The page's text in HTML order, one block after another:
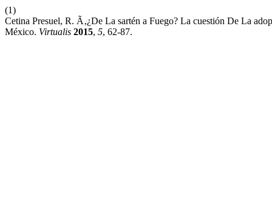
(1)
Cetina Presuel, R. Ã‚¿De La sartén a Fuego? La cuestión De La
México. Virtualis 2015, 5, 62-87.